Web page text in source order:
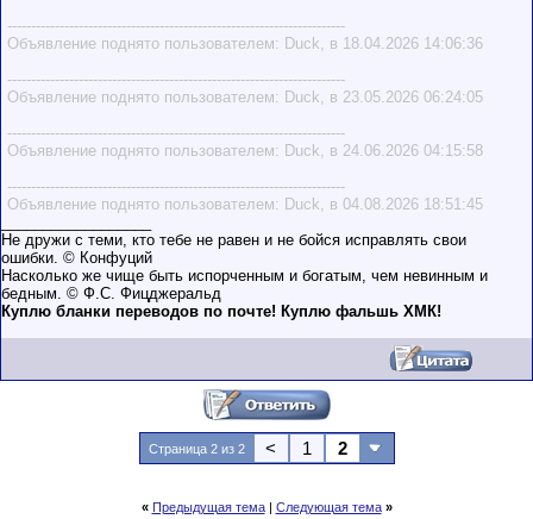
-----------------------------------------------------------------------
Объявление поднято пользователем: Duck, в 18.04.2026 14:06:36
-----------------------------------------------------------------------
Объявление поднято пользователем: Duck, в 23.05.2026 06:24:05
-----------------------------------------------------------------------
Объявление поднято пользователем: Duck, в 24.06.2026 04:15:58
-----------------------------------------------------------------------
Объявление поднято пользователем: Duck, в 04.08.2026 18:51:45
Не дружи с теми, кто тебе не равен и не бойся исправлять свои
ошибки. © Конфуций
Насколько же чище быть испорченным и богатым, чем невинным и
бедным. © Ф.С. Фицджеральд
Куплю бланки переводов по почте! Куплю фальшь ХМК!
Страница 2 из 2 < 1 2
« Предыдущая тема| Следующая тема »